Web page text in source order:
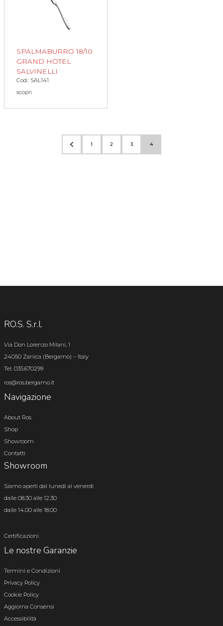
SPALMABURRO 18/10
GRAND HOTEL
SALVINELLI
Cod.: SAL141
scopri
1 2 3 4
RO.S. S.r.l.
Via Don Lorenzo Milani, 1
24050 Zanica (Bergamo) – Italy
Tel. 035.670299
ros@ros.bergamo.it
Navigazione
About Ros
Shop
Showroom
Contatti
Showroom
Siamo aperti dal lunedì al venerdì
dalle 08.30 alle 12.30
dalle 14.00 alle 18.00
Certificazioni
Le nostre Garanzie
Termini e Condizioni
Privacy Policy
Cookie Policy
Aggiorna Consensi
Accessibilità